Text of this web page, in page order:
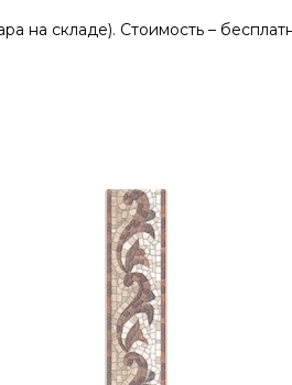
на складе). Стоимость –